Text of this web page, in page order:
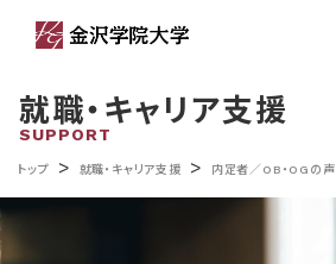
就職・キャリア支援
SUPPORT
トップ > 就職・キャリア支援 > 内定者／OB・OGの声